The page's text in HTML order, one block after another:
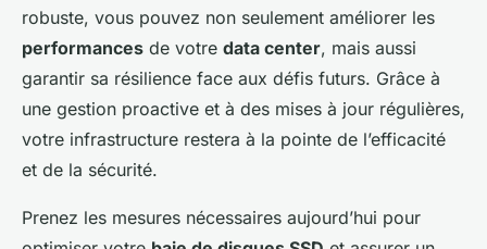
robuste, vous pouvez non seulement améliorer les
performances de votre data center, mais aussi
garantir sa résilience face aux défis futurs. Grâce à
une gestion proactive et à des mises à jour régulières,
votre infrastructure restera à la pointe de l’efficacité
et de la sécurité.
Prenez les mesures nécessaires aujourd’hui pour